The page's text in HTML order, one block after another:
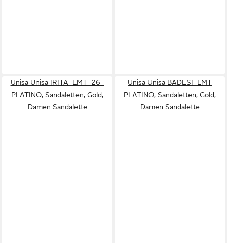
Unisa Unisa IRITA_LMT_26_
PLATINO, Sandaletten, Gold,
Damen Sandalette
Unisa Unisa BADESI_LMT
PLATINO, Sandaletten, Gold,
Damen Sandalette